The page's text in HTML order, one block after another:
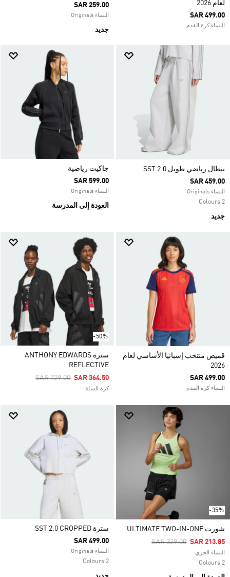
لعام 2026
SAR 499.00
النساء كرة القدم
SAR 259.00
النساء Originals
جديد
بنطال رياضي طويل SST 2.0
SAR 459.00
النساء Originals
2 Colours
جديد
جاكيت رياضية
SAR 599.00
النساء Originals
العودة إلى المدرسة
قميص منتخب إسبانيا الأساسي لعام
2026
SAR 499.00
النساء كرة القدم
-50%
سترة ANTHONY EDWARDS
REFLECTIVE
Price Reduced From
SAR 729.00ToSAR 364.50
كرة السلة
-35%
شورت ULTIMATE TWO-IN-ONE
Price Reduced From
SAR 329.00ToSAR 213.85
النساء الجري
2 Colours
سترة SST 2.0 CROPPED
SAR 499.00
النساء Originals
2 Colours